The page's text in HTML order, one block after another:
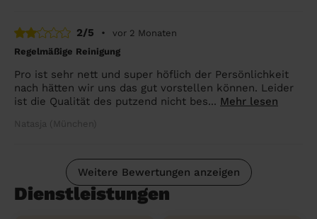
2/5 •
vor 2 Monaten
Regelmäßige Reinigung
Pro ist sehr nett und super höflich der Persönlichkeit
nach hätten wir uns das gut vorstellen können. Leider
ist die Qualität des putzend nicht bes... Mehr lesen
Natasja (München)
Weitere Bewertungen anzeigen
Dienstleistungen